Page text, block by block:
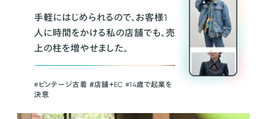
手軽にはじめられるので、お客様1
人に時間をかける私の店舗でも、売
上の柱を増やせました。
#ビンテージ古着 ＃店舗＋EC #14歳で起業を
決意